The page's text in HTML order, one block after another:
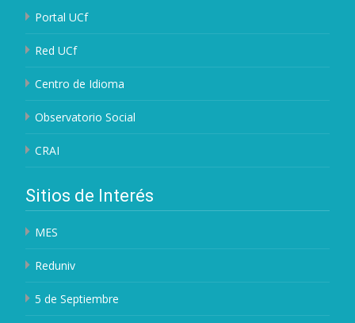
Portal UCf
Red UCf
Centro de Idioma
Observatorio Social
CRAI
Sitios de Interés
MES
Reduniv
5 de Septiembre